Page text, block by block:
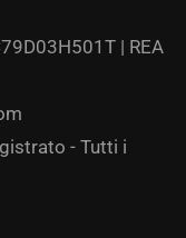
| REA
- Tutti i